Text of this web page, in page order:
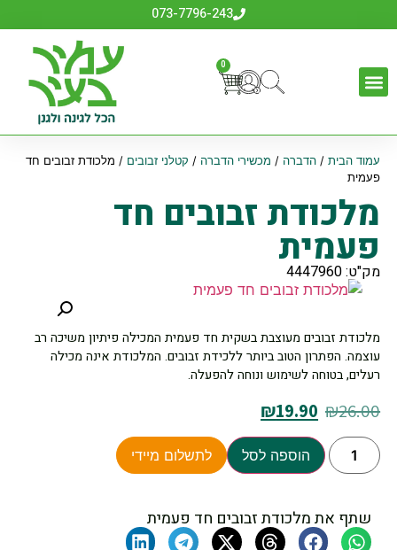
073-7796-243
0
עמוד הבית/ הדברה / מכשירי הדברה / קטלני זבובים / מלכודת זבובים חד
פעמית
מלכודת זבובים חד
פעמית
מק"ט: 4447960
מלכודת זבובים מעוצבת בשקית חד פעמית המכילה פיתיון משיכה רב
עוצמה. הפתרון הטוב ביותר ללכידת זבובים. המלכודת אינה מכילה
רעלים, בטוחה לשימוש ונוחה להפעלה.
₪26.00
₪19.90
הוספה לסל לתשלום מיידי
שתף את מלכודת זבובים חד פעמית